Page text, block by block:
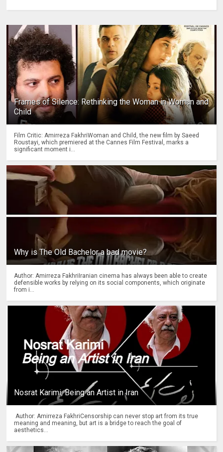
Frames of Silence: Rethinking the Woman in Woman and
Child
Film Critic: Amirreza FakhriWoman and Child, the new film by Saeed
Roustayi, which premiered at the Cannes Film Festival, marks a
significant moment i...
Why is The Old Bachelor a bad movie?
Author: Amirreza FakhriIranian cinema has always been able to create
defensible works by relying on its social components, which originate
from i...
Nosrat Karimi, Being an Artist in Iran
Author: Amirreza FakhriCensorship can never stop art from its true
meaning and meaning, but art is a bridge to reach the goal of
aesthetics...